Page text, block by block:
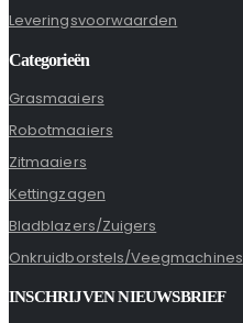
Leveringsvoorwaarden
Categorieën
Grasmaaiers
Robotmaaiers
Zitmaaiers
Kettingzagen
Bladblazers/Zuigers
Onkruidborstels/Veegmachines
INSCHRIJVEN NIEUWSBRIEF